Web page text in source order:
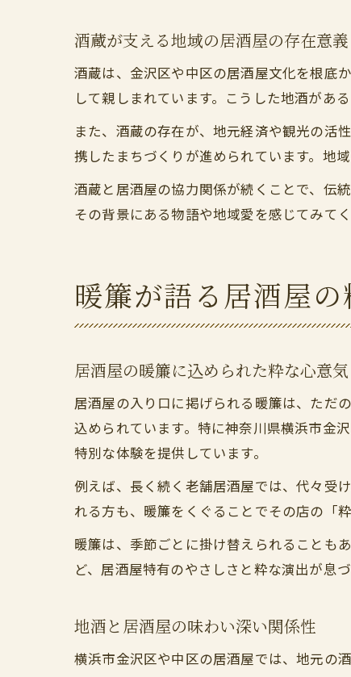
酒蔵が支える地域の居酒屋の存在意義
酒蔵は、金沢区や中区の居酒屋文化を根底
して親しまれています。こうした地酒があ
また、酒蔵の存在が、地元経済や観光の活
携したまちづくりが進められています。地
酒蔵と居酒屋の協力関係が続くことで、伝
その背景にある物語や地域愛を感じてみてく
暖簾が語る居酒屋
居酒屋の暖簾に込められた粋な心意気
居酒屋の入り口に掲げられる暖簾は、ただ
込められています。特に神奈川県横浜市金
特別な体験を提供しています。
例えば、長く続く老舗居酒屋では、代々受
れる方も、暖簾をくぐることでその店の「
暖簾は、季節ごとに掛け替えられることも
ど、居酒屋特有のやさしさと粋な演出が息づ
地酒と居酒屋の味わい深い関係性
横浜市金沢区や中区の居酒屋では、地元の